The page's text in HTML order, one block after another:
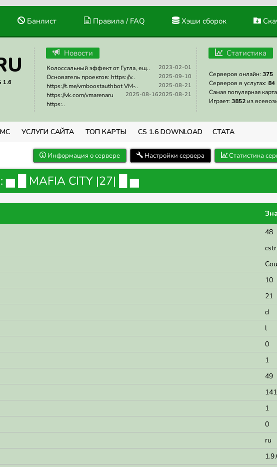
Банлист Правила / FAQ Хэши сборок
1.6
Новости
2023-02-01
Колоссальный эффект от Гугла, ещ..
2025-09-10
Основатель проектов: https://v..
2025-08-21
https://t.me/vmboostauthbot VM-..
2025-08-21
2025-08-16
https://vk.com/vmarenaru
https:..
Статистика
Серверов онлайн: 375
Серверов в услугах: 84
Самая популярная
Играет: 3852 из
УСЛУГИ САЙТА ТОП КАРТЫ CS 1.6 DOWNLOAD СТАТА
Информация о сервере Настройки сервера Статистика
▅ █ MAFIA CITY |27| █ ▅
48
10
21
d
l
0
1
49
141
1
0
ru